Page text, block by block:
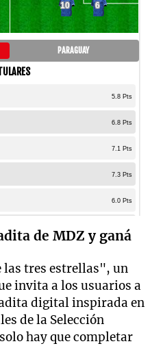
de MDZ y ganá
las tres estrellas", un
invita a los usuarios a
digital inspirada en
de la Selección
hay que completar